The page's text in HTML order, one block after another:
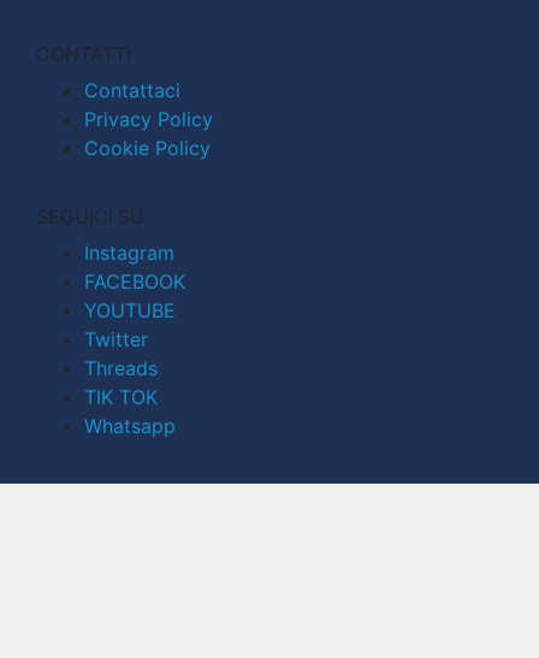
CONTATTI
Contattaci
Privacy Policy
Cookie Policy
SEGUICI SU
Instagram
FACEBOOK
YOUTUBE
Twitter
Threads
TIK TOK
Whatsapp